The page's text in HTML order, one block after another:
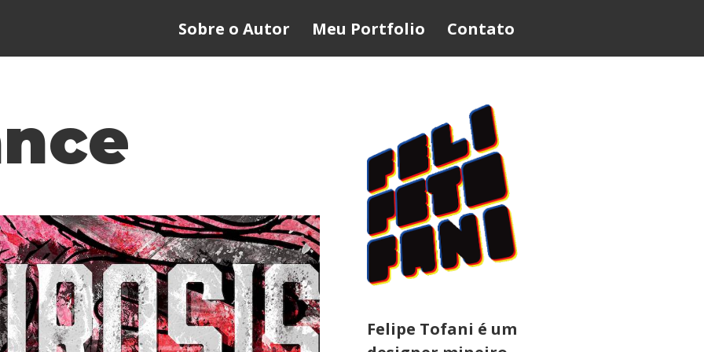
Sobre o Autor Meu Portfolio Contato
Felipe Tofani é um